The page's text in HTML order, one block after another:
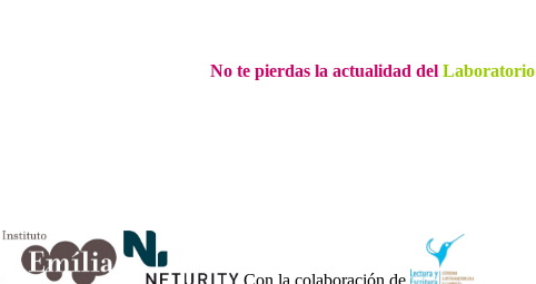
No te pierdas la actualidad del Laboratorio
Con la colaboración de